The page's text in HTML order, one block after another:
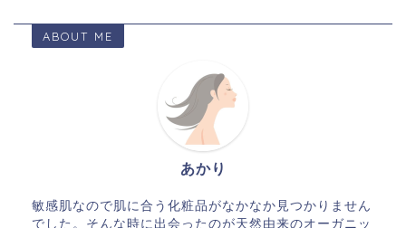
ABOUT ME
あかり
敏感肌なので肌に合う化粧品がなかなか見つかりません
でした。そんな時に出会ったのが天然由来のオーガニッ